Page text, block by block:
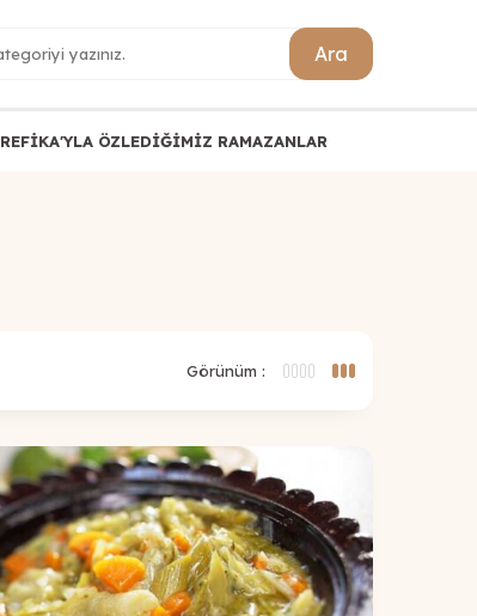
Ara
REFİKA'YLA ÖZLEDİĞİMİZ RAMAZANLAR
Görünüm :